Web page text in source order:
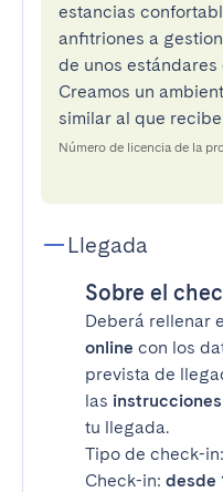
estancias
anfitriones a
de unos
Creamos un
similar al que
Número de licencia de la
Llegada
Sobre el
Deberá rellenar
online con los
prevista de
las
tu llegada.
Tipo de check-in:
Check-in: desde